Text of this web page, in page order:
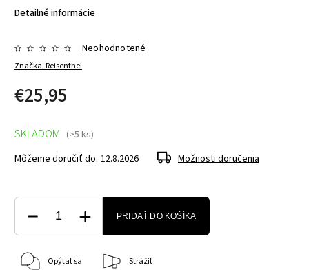
Detailné informácie
Značka:Reisenthel
Neohodnotené
€25,95
SKLADOM (>5 ks)
Môžeme doručiť do: 12.8.2026 Možnosti doručenia
PRIDAŤ DO KOŠÍKA
Opýtať sa Strážiť